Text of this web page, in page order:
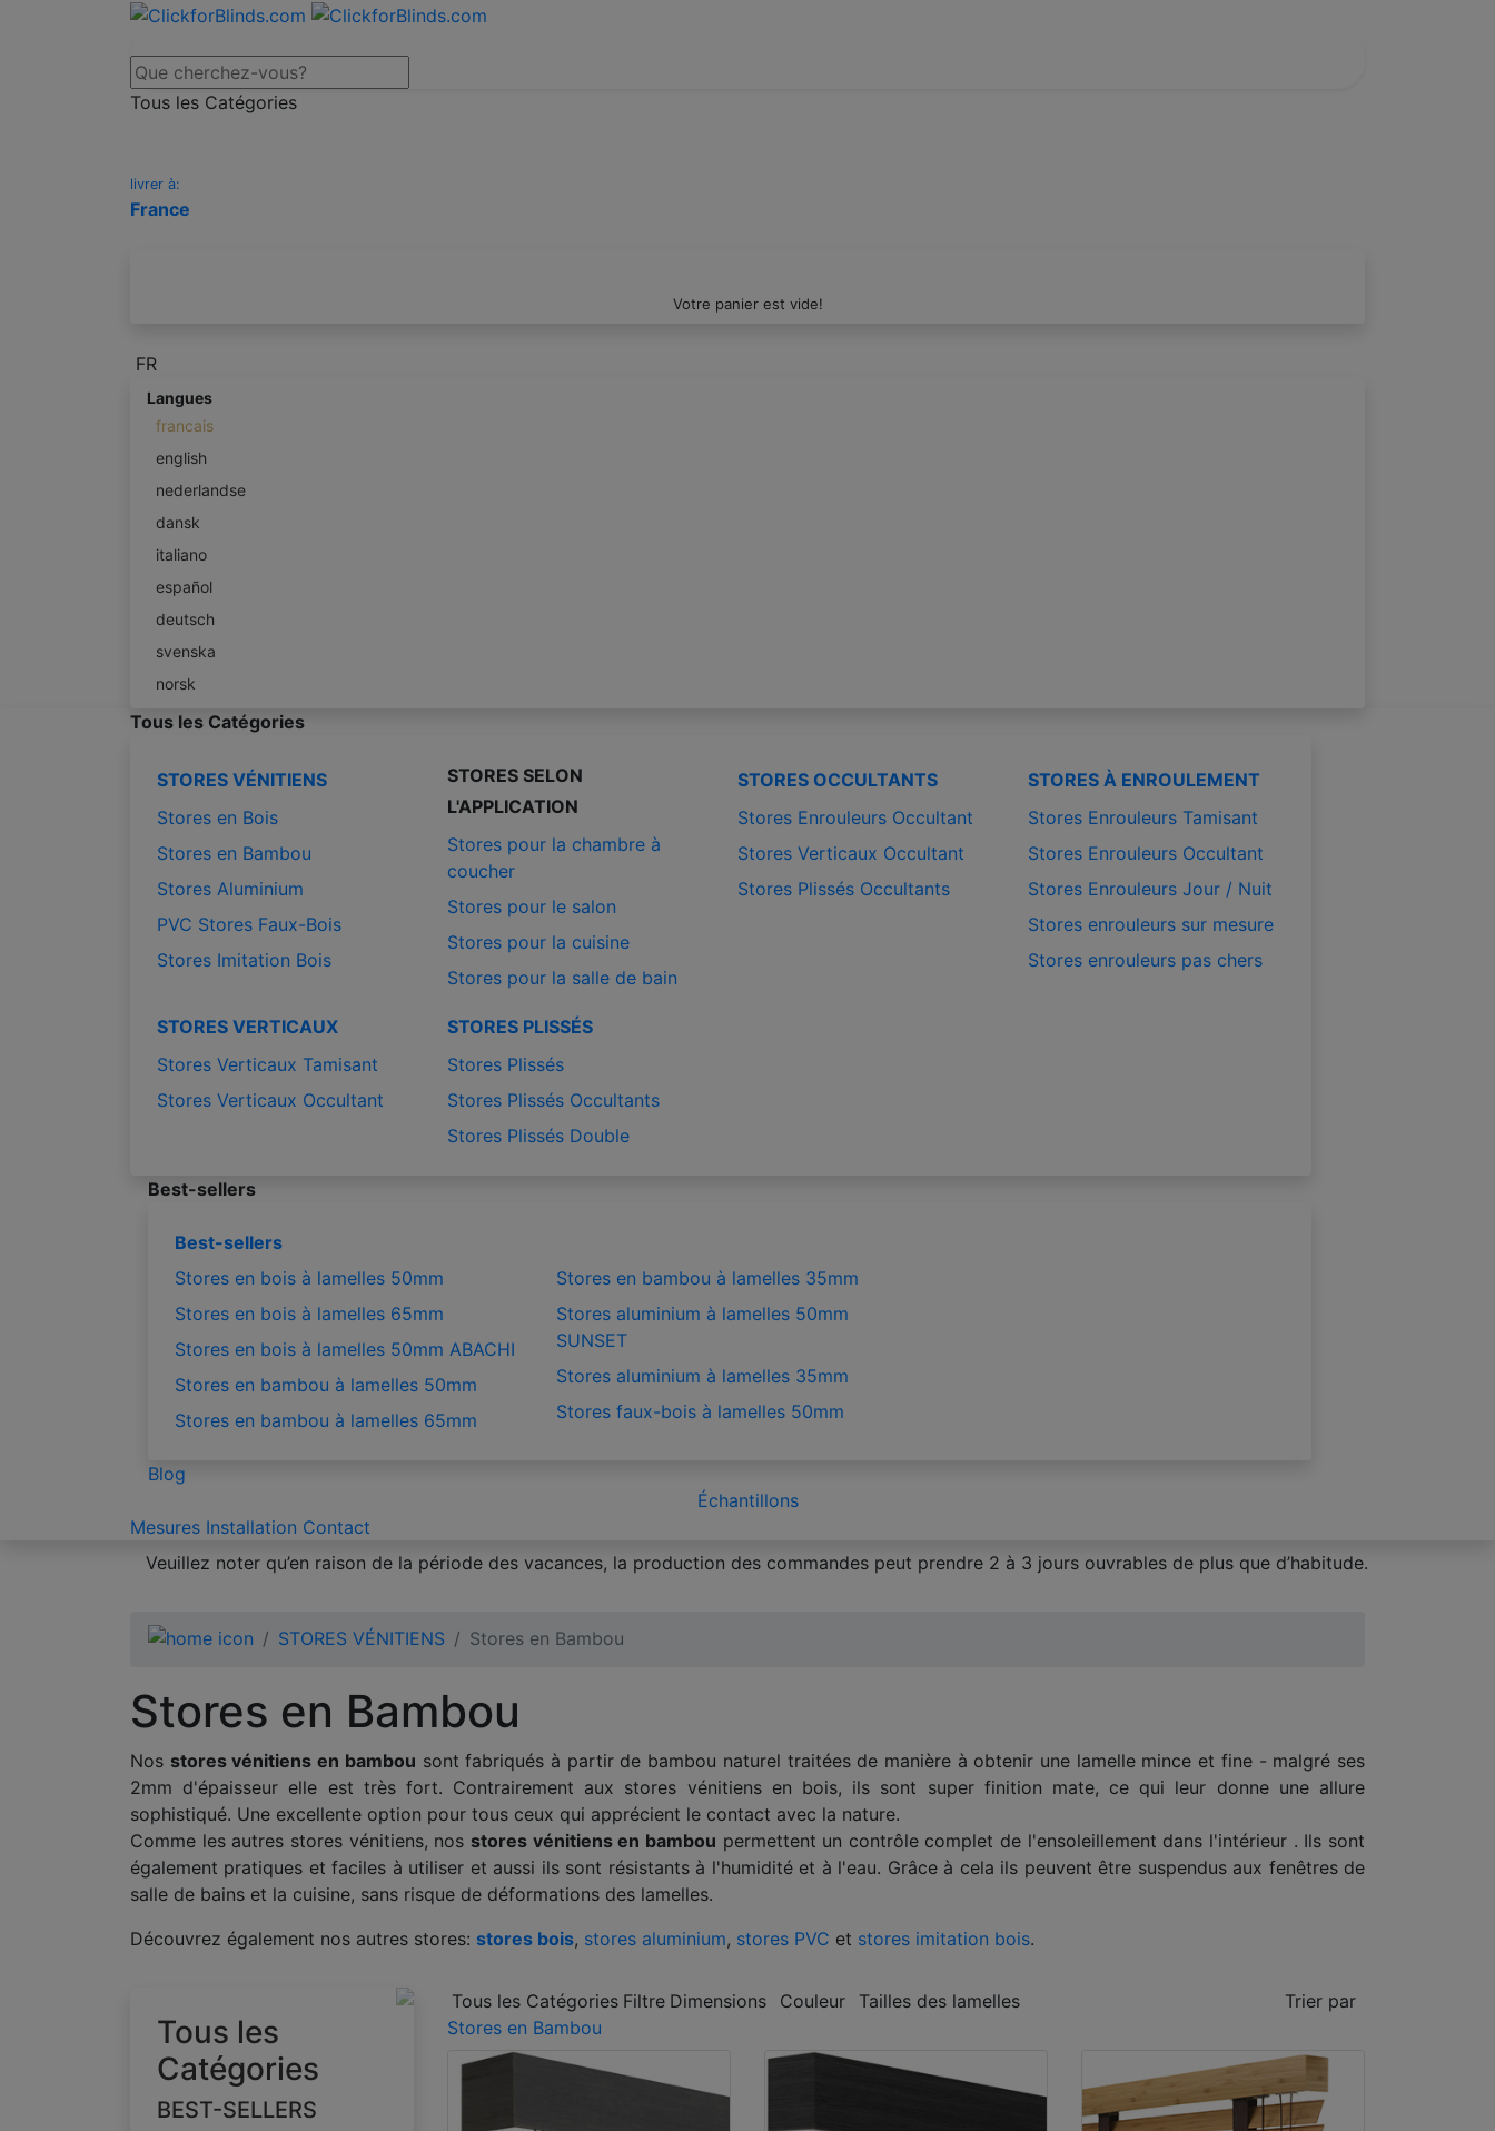
Tous les Catégories
livrer à:
France
Votre panier est vide!
FR
Langues
francais
english
nederlandse
dansk
italiano
español
deutsch
svenska
norsk
Tous les Catégories
STORES VÉNITIENS
Stores en Bois
Stores en Bambou
Stores Aluminium
PVC Stores Faux-Bois
Stores Imitation Bois
STORES SELON
L'APPLICATION
Stores pour la chambre à
coucher
Stores pour le salon
Stores pour la cuisine
Stores pour la salle de bain
STORES OCCULTANTS
Stores Enrouleurs Occultant
Stores Verticaux Occultant
Stores Plissés Occultants
STORES À ENROULEMENT
Stores Enrouleurs Tamisant
Stores Enrouleurs Occultant
Stores Enrouleurs Jour / Nuit
Stores enrouleurs sur mesure
Stores enrouleurs pas chers
STORES VERTICAUX
Stores Verticaux Tamisant
Stores Verticaux Occultant
STORES PLISSÉS
Stores Plissés
Stores Plissés Occultants
Stores Plissés Double
Best-sellers
Best-sellers
Stores en bois à lamelles 50mm
Stores en bois à lamelles 65mm
Stores en bois à lamelles 50mm ABACHI
Stores en bambou à lamelles 50mm
Stores en bambou à lamelles 65mm
Stores en bambou à lamelles 35mm
Stores aluminium à lamelles 50mm
SUNSET
Stores aluminium à lamelles 35mm
Stores faux-bois à lamelles 50mm
Blog
Échantillons
Mesures Installation Contact
Veuillez noter qu’en raison de la période des vacances, la production des commandes peut prendre 2 à 3 jours ouvrables de plus que d’habitude.
STORES VÉNITIENS Stores en Bambou
Stores en Bambou
Nos stores vénitiens en bambou sont fabriqués à partir de bambou naturel traitées de manière à obtenir une lamelle mince et fine - malgré ses
2mm d'épaisseur elle est très fort. Contrairement aux stores vénitiens en bois, ils sont super finition mate, ce qui leur donne une allure
sophistiqué. Une excellente option pour tous ceux qui apprécient le contact avec la nature.
Comme les autres stores vénitiens, nos stores vénitiens en bambou permettent un contrôle complet de l'ensoleillement dans l'intérieur . Ils sont
également pratiques et faciles à utiliser et aussi ils sont résistants à l'humidité et à l'eau. Grâce à cela ils peuvent être suspendus aux fenêtres de
salle de bains et la cuisine, sans risque de déformations des lamelles.
Découvrez également nos autres stores: stores bois, stores aluminium, stores PVC et stores imitation bois.
Tous les
Catégories
BEST-SELLERS
Tous les Catégories Filtre Dimensions Couleur Tailles des lamelles
Trier par
Stores en Bambou